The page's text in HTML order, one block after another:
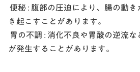
便秘 :腹部の圧迫により、腸の動
き起こすことがあります。
胃の不調 :消化不良や胃酸の逆流
が発生することがあります。